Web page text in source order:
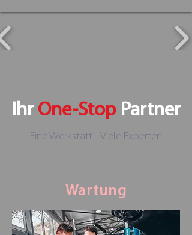
Ihr One-StopPartner
Eine Werkstatt - Viele Experten
Wartung